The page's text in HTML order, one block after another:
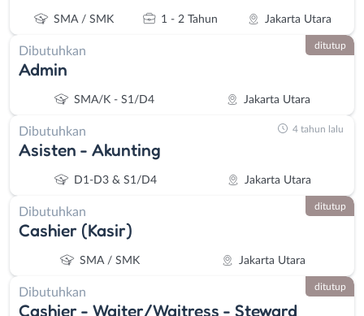
SMA / SMK 1 - 2 Tahun Jakarta Utara
Dibutuhkan
Admin
SMA/K - S1/D4 Jakarta Utara
ditutup
Dibutuhkan
Asisten - Akunting
D1-D3 & S1/D4 Jakarta Utara
4 tahun lalu
Dibutuhkan
Cashier (Kasir)
SMA / SMK Jakarta Utara
ditutup
Dibutuhkan
Cashier - Waiter/Waitress - Steward
ditutup